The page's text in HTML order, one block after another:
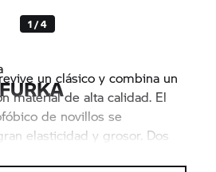
1 / 4
un clásico y combina un
material de alta calidad. El
de novillos se
elasticidad y grosor. Dos
dos interiores ofrecen